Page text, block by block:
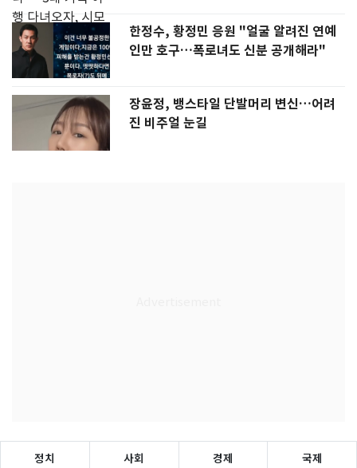
한정수, 황정민 응원 "얼굴 알려진 연예
인만 호구…폭로녀도 신분 공개해라"
장윤정, 뱅스타일 단발머리 변신…어려
진 비주얼 눈길
정치 사회 경제 국제